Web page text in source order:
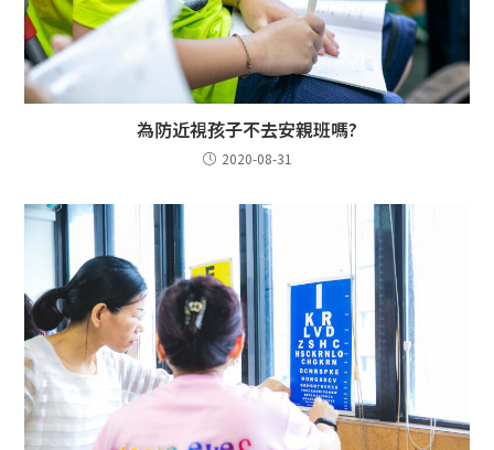
為防近視孩子不去安親班嗎?
2020-08-31